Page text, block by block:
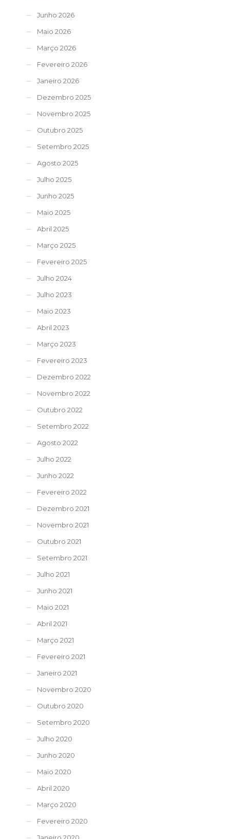
Junho 2026
Maio 2026
Março 2026
Fevereiro 2026
Janeiro 2026
Dezembro 2025
Novembro 2025
Outubro 2025
Setembro 2025
Agosto 2025
Julho 2025
Junho 2025
Maio 2025
Abril 2025
Março 2025
Fevereiro 2025
Julho 2024
Julho 2023
Maio 2023
Abril 2023
Março 2023
Fevereiro 2023
Dezembro 2022
Novembro 2022
Outubro 2022
Setembro 2022
Agosto 2022
Julho 2022
Junho 2022
Fevereiro 2022
Dezembro 2021
Novembro 2021
Outubro 2021
Setembro 2021
Julho 2021
Junho 2021
Maio 2021
Abril 2021
Março 2021
Fevereiro 2021
Janeiro 2021
Novembro 2020
Outubro 2020
Setembro 2020
Julho 2020
Junho 2020
Maio 2020
Abril 2020
Março 2020
Fevereiro 2020
Janeiro 2020